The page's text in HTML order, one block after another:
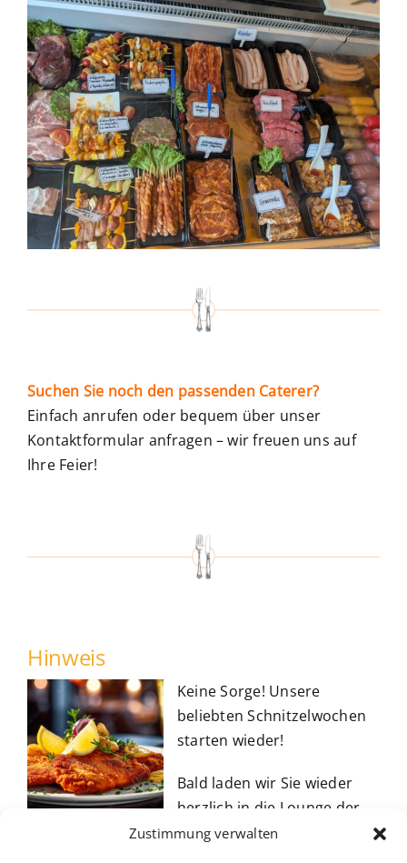
Zustimmung verwalten
Suchen Sie noch den passenden Caterer?
Einfach anrufen oder bequem über unser
Kontaktformular anfragen – wir freuen uns auf
Ihre Feier!
Hinweis
Keine Sorge! Unsere
beliebten Schnitzelwochen
starten wieder!
Bald laden wir Sie wieder
herzlich in die Lounge der
Metzgerei Schmidt in Naila ein.